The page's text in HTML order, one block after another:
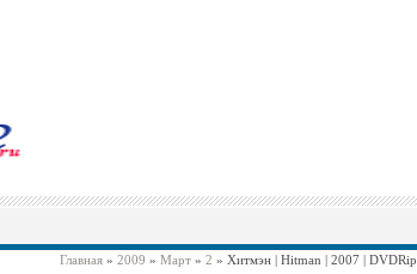
Главная» 2009 » Март » 2 » Хитмэн | Hitman | 2007 | DVDRip